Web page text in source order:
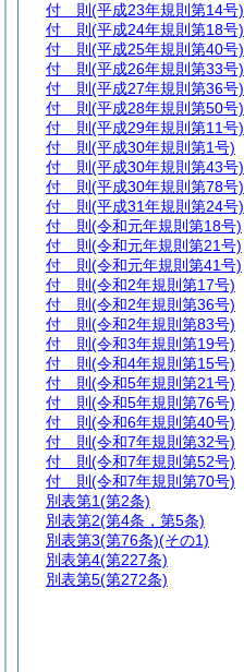
付 則 (平成23年規則第14号)
付 則 (平成24年規則第18号)
付 則 (平成25年規則第40号)
付 則 (平成26年規則第33号)
付 則 (平成27年規則第36号)
付 則 (平成28年規則第50号)
付 則 (平成29年規則第11号)
付 則 (平成30年規則第1号)
付 則 (平成30年規則第43号)
付 則 (平成30年規則第78号)
付 則 (平成31年規則第24号)
付 則 (令和元年規則第18号)
付 則 (令和元年規則第21号)
付 則 (令和元年規則第41号)
付 則 (令和2年規則第17号)
付 則 (令和2年規則第36号)
付 則 (令和2年規則第83号)
付 則 (令和3年規則第19号)
付 則 (令和4年規則第15号)
付 則 (令和5年規則第21号)
付 則 (令和5年規則第76号)
付 則 (令和6年規則第40号)
付 則 (令和7年規則第32号)
付 則 (令和7年規則第52号)
付 則 (令和7年規則第70号)
別表第1(第2条)
別表第2(第4条，第5条)
別表第3(第76条)(その1)
別表第4(第227条)
別表第5(第272条)